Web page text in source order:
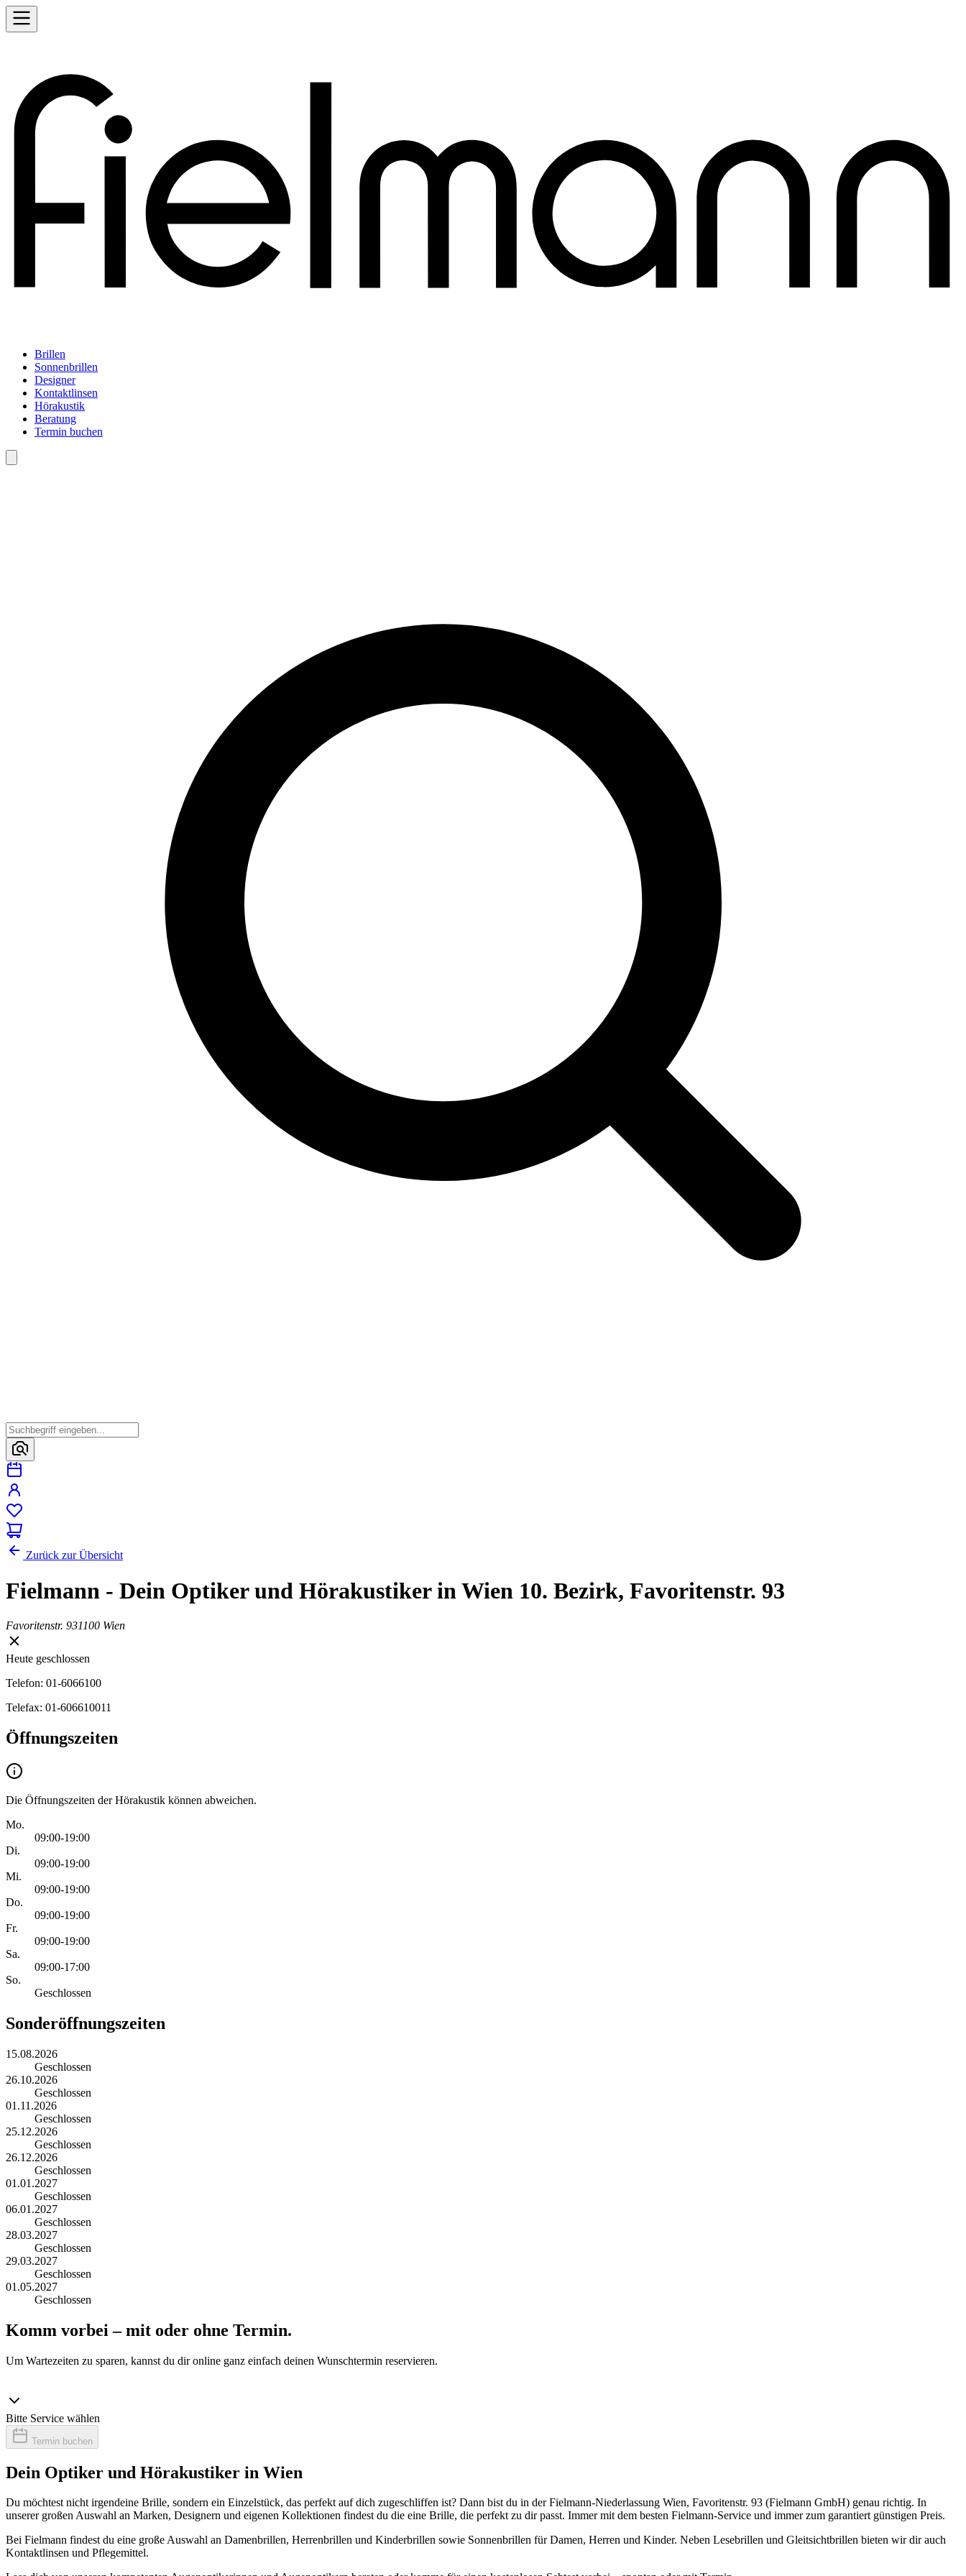
Brillen
Sonnenbrillen
Designer
Kontaktlinsen
Hörakustik
Beratung
Termin buchen
Zurück zur Übersicht
Fielmann - Dein Optiker und Hörakustiker in Wien 10. Bezirk, Favoritenstr. 93
Favoritenstr. 931100 Wien
Heute geschlossen
Telefon: 01-6066100
Telefax: 01-606610011
Öffnungszeiten
Die Öffnungszeiten der Hörakustik können abweichen.
Mo.
09:00-19:00
Di.
09:00-19:00
Mi.
09:00-19:00
Do.
09:00-19:00
Fr.
09:00-19:00
Sa.
09:00-17:00
So.
Geschlossen
Sonderöffnungszeiten
15.08.2026
Geschlossen
26.10.2026
Geschlossen
01.11.2026
Geschlossen
25.12.2026
Geschlossen
26.12.2026
Geschlossen
01.01.2027
Geschlossen
06.01.2027
Geschlossen
28.03.2027
Geschlossen
29.03.2027
Geschlossen
01.05.2027
Geschlossen
Komm vorbei – mit oder ohne Termin.
Um Wartezeiten zu sparen, kannst du dir online ganz einfach deinen Wunschtermin reservieren.
Bitte Service wählen
Termin buchen
Dein Optiker und Hörakustiker in Wien
Du möchtest nicht irgendeine Brille, sondern ein Einzelstück, das perfekt auf dich zugeschliffen ist? Dann bist du in der Fielmann-Niederlassung Wien, Favoritenstr. 93 (Fielmann GmbH) genau richtig. In
unserer großen Auswahl an Marken, Designern und eigenen Kollektionen findest du die eine Brille, die perfekt zu dir passt. Immer mit dem besten Fielmann-Service und immer zum garantiert günstigen Preis.
Bei Fielmann findest du eine große Auswahl an Damenbrillen, Herrenbrillen und Kinderbrillen sowie Sonnenbrillen für Damen, Herren und Kinder. Neben Lesebrillen und Gleitsichtbrillen bieten wir dir auch
Kontaktlinsen und Pflegemittel.